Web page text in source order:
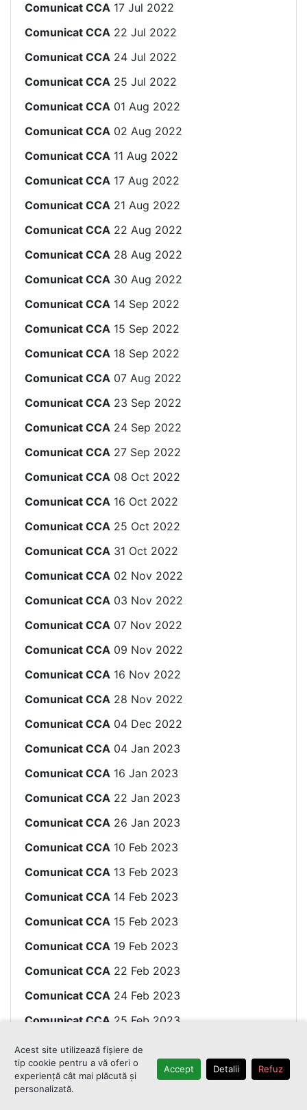
Comunicat CCA 17 Jul 2022
Comunicat CCA 22 Jul 2022
Comunicat CCA 24 Jul 2022
Comunicat CCA 25 Jul 2022
Comunicat CCA 01 Aug 2022
Comunicat CCA 02 Aug 2022
Comunicat CCA 11 Aug 2022
Comunicat CCA 17 Aug 2022
Comunicat CCA 21 Aug 2022
Comunicat CCA 22 Aug 2022
Comunicat CCA 28 Aug 2022
Comunicat CCA 30 Aug 2022
Comunicat CCA 14 Sep 2022
Comunicat CCA 15 Sep 2022
Comunicat CCA 18 Sep 2022
Comunicat CCA 07 Aug 2022
Comunicat CCA 23 Sep 2022
Comunicat CCA 24 Sep 2022
Comunicat CCA 27 Sep 2022
Comunicat CCA 08 Oct 2022
Comunicat CCA 16 Oct 2022
Comunicat CCA 25 Oct 2022
Comunicat CCA 31 Oct 2022
Comunicat CCA 02 Nov 2022
Comunicat CCA 03 Nov 2022
Comunicat CCA 07 Nov 2022
Comunicat CCA 09 Nov 2022
Comunicat CCA 16 Nov 2022
Comunicat CCA 28 Nov 2022
Comunicat CCA 04 Dec 2022
Comunicat CCA 04 Jan 2023
Comunicat CCA 16 Jan 2023
Comunicat CCA 22 Jan 2023
Comunicat CCA 26 Jan 2023
Comunicat CCA 10 Feb 2023
Comunicat CCA 13 Feb 2023
Comunicat CCA 14 Feb 2023
Comunicat CCA 15 Feb 2023
Comunicat CCA 19 Feb 2023
Comunicat CCA 22 Feb 2023
Comunicat CCA 24 Feb 2023
Comunicat CCA 25 Feb 2023
Comunicat CCA28 Feb 2023
Comunicat CCA 02 Mar 2023
Comunicat CCA
Acest site utilizează fișiere de
tip cookie pentru a vă oferi o
experiență cât mai plăcută și
personalizată.
Accept Detalii Refuz